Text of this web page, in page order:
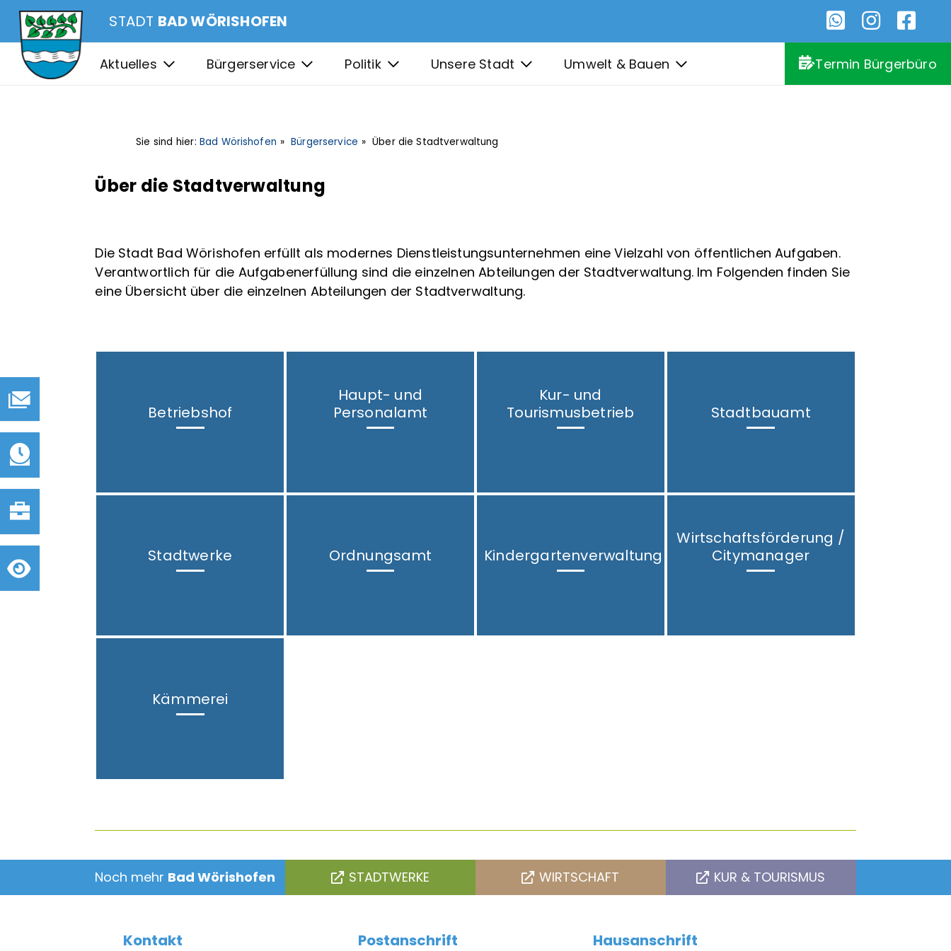
STADT BAD WÖRISHOFEN
Aktuelles Bürgerservice Politik Unsere Stadt Umwelt & Bauen Termin Bürgerbüro
Sie sind hier: Bad Wörishofen Bürgerservice Über die Stadtverwaltung
Über die Stadtverwaltung
Die Stadt Bad Wörishofen erfüllt als modernes Dienstleistungsunternehmen eine Vielzahl von öffentlichen Aufgaben.
Verantwortlich für die Aufgabenerfüllung sind die einzelnen Abteilungen der Stadtverwaltung. Im Folgenden finden Sie
eine Übersicht über die einzelnen Abteilungen der Stadtverwaltung.
Betriebshof
Haupt- und
Personalamt
Kur- und
Tourismusbetrieb
Stadtbauamt
Stadtwerke Ordnungsamt Kindergartenverwaltung
Wirtschaftsförderung /
Citymanager
Kämmerei
Noch mehr Bad Wörishofen STADTWERKE WIRTSCHAFT KUR & TOURISMUS
Kontakt Postanschrift Hausanschrift